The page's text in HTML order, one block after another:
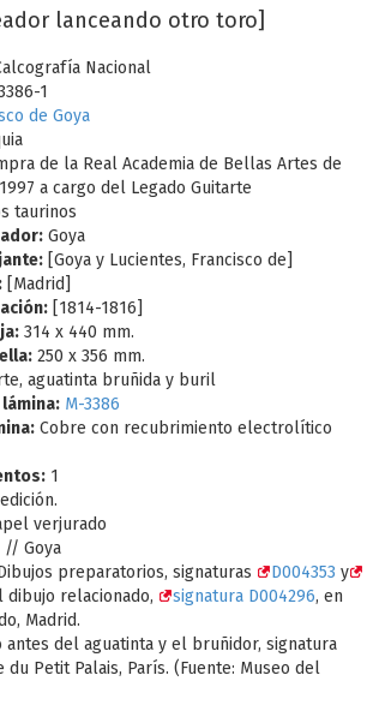
lanceando otro toro]
Nacional
1
de Goya
de la Real Academia de Bellas Artes de
a cargo del Legado Guitarte
taurinos
Goya
[Goya y Lucientes, Francisco de]
[Madrid]
[1814-1816]
314 x 440 mm.
250 x 356 mm.
aguatinta bruñida y buril
M-3386
Cobre con recubrimiento electrolítico
1
verjurado
// Goya
preparatorios, signaturas D004353 y
dibujo relacionado, signatura D004296, en
Madrid.
antes del aguatinta y el bruñidor, signatura
du Petit Palais, París. (Fuente: Museo del